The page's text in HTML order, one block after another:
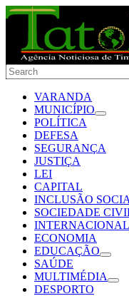
VARANDA
MUNICÍPIO
POLÍTICA
DEFESA
SEGURANÇA
JUSTIÇA
LEI
CAPITAL
INCLUSÃO
SOCIEDADE
INTERNACIONAL
ECONOMIA
EDUCAÇÃO
SAÚDE
MULTIMÉDIA
DESPORTO